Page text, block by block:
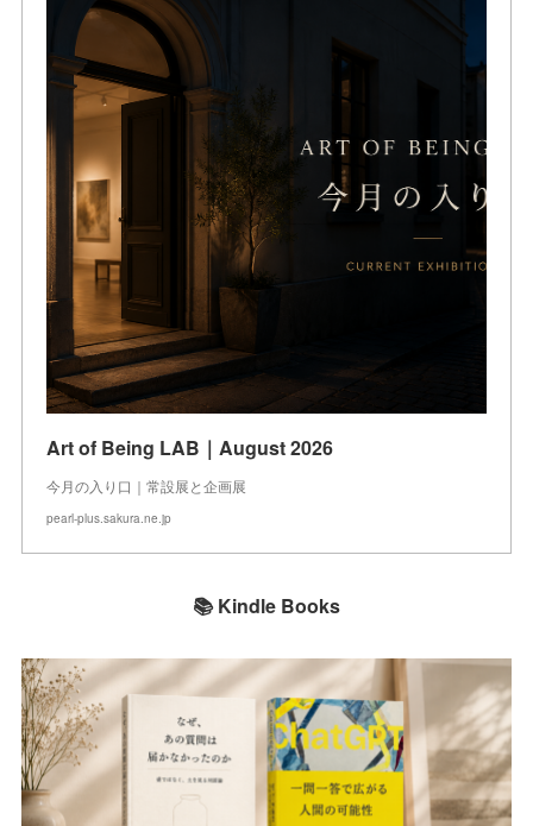
Art of Being LAB｜August 2026
今月の入り口｜常設展と企画展
pearl-plus.sakura.ne.jp
📚 Kindle Books